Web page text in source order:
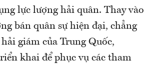
lực lượng hải quân. Thay vào
bán quân sự hiện đại, chẳng
giám của Trung Quốc,
khai để phục vụ các tham